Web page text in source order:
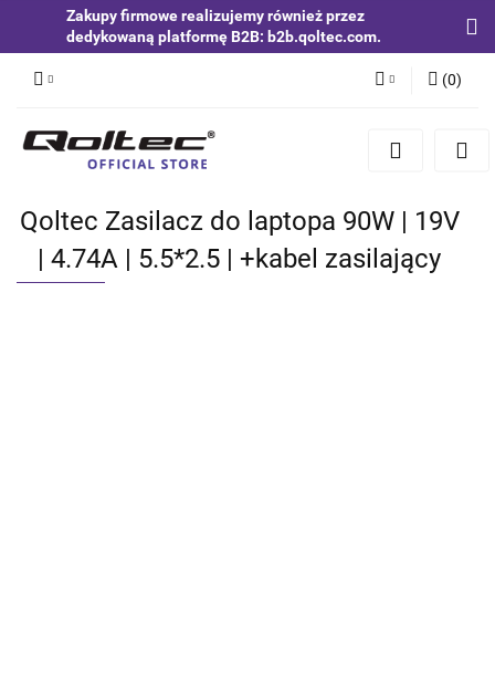
Zakupy firmowe realizujemy również przez
dedykowaną platformę B2B: b2b.qoltec.com.
Zaloguj się
Zgody cookies
(0)
Qoltec Zasilacz do laptopa 90W | 19V
| 4.74A | 5.5*2.5 | +kabel zasilający